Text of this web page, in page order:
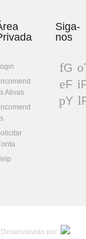
Ativas
Siga-
nos
G
oo
gl
e+
F
ac
eb
Y
por